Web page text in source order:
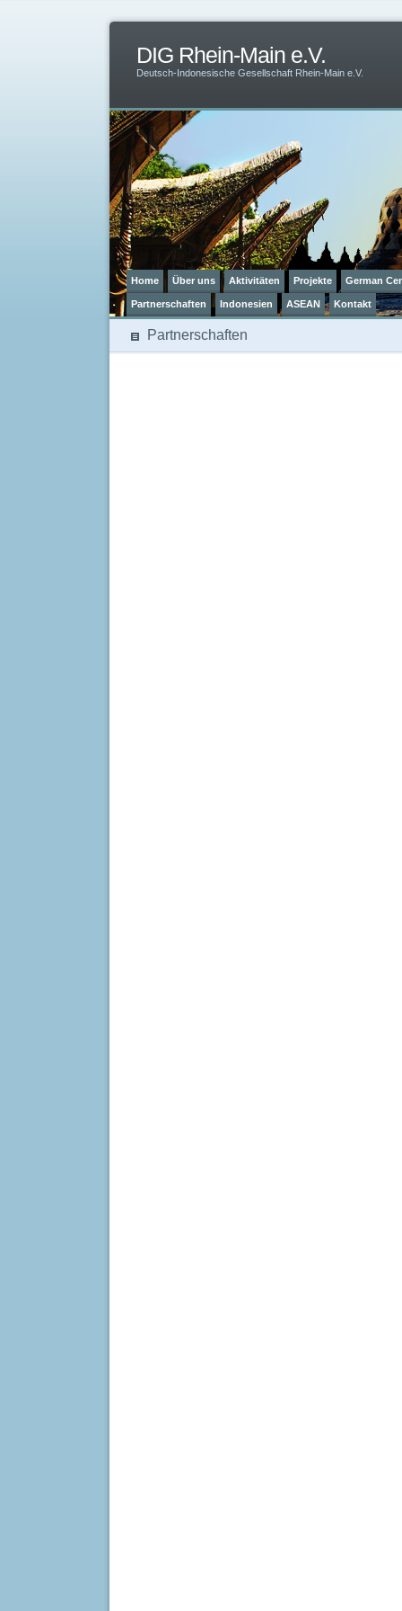
DIG Rhein-Main e.V.
Deutsch-Indonesische Gesellschaft Rhein-Main e.V.
Home Über uns Aktivitäten Projekte German
Partnerschaften Indonesien ASEAN Kontakt
Partnerschaften